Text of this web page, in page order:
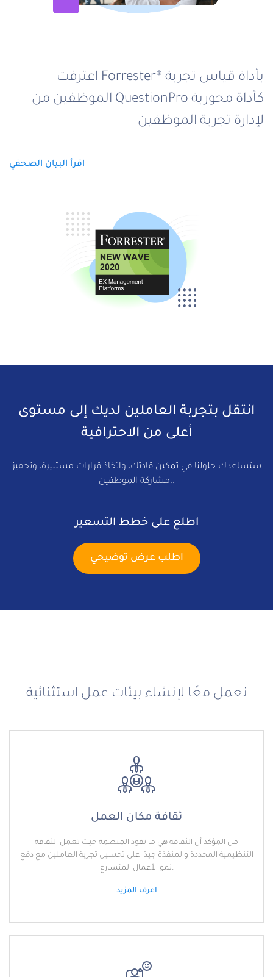
اعترفت Forrester® بأداة قياس تجربة
الموظفين من QuestionPro كأداة محورية
لإدارة تجربة الموظفين
اقرأ البيان الصحفي
انتقل بتجربة العاملين لديك إلى مستوى
أعلى من الاحترافية
ستساعدك حلولنا في تمكين قادتك، واتخاذ قرارات مستنيرة، وتحفيز
مشاركة الموظفين..
اطلع على خطط التسعير
اطلب عرض توضيحي
نعمل معًا لإنشاء بيئات عمل استثنائية
ثقافة مكان العمل
من المؤكد أن الثقافة هي ما تقود المنظمة حيث تعمل الثقافة
التنظيمية المحددة والمنفذة جيدًا على تحسين تجربة العاملين مع دفع
نمو الأعمال المتسارع.
اعرف المزيد